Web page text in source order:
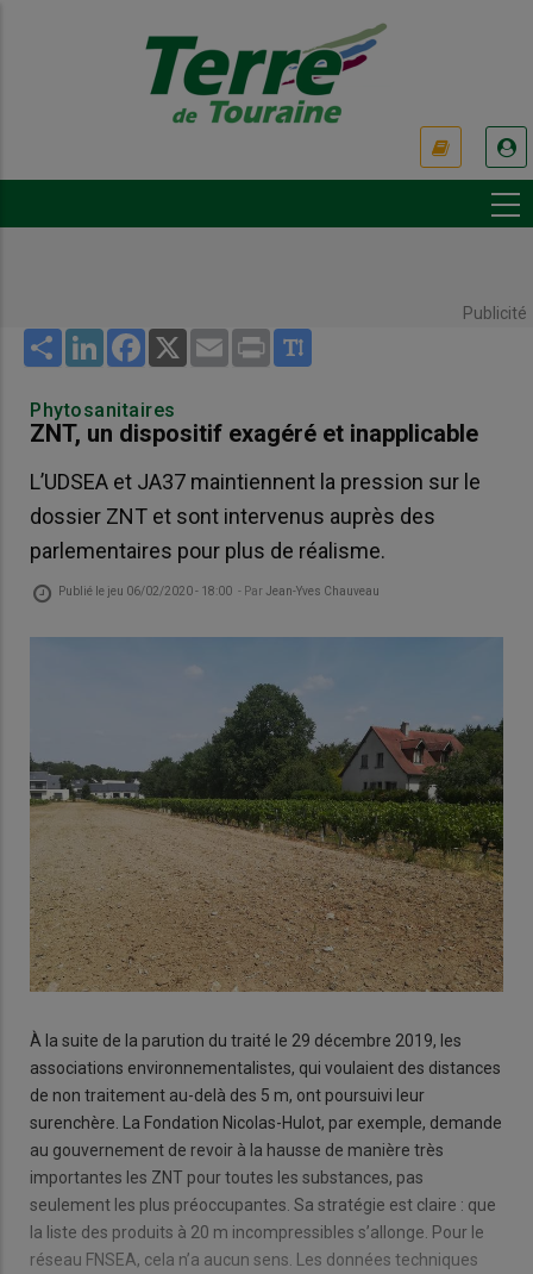
Publicité
Share LinkedInFacebook
X Email Print
Phytosanitaires
ZNT, un dispositif exagéré et inapplicable
L’UDSEA et JA37 maintiennent la pression sur le
dossier ZNT et sont intervenus auprès des
parlementaires pour plus de réalisme.
Publié le jeu 06/02/2020 - 18:00 - Par Jean-Yves Chauveau
À la suite de la parution du traité le 29 décembre 2019, les
associations environnementalistes, qui voulaient des distances
de non traitement au-delà des 5 m, ont poursuivi leur
surenchère. La Fondation Nicolas-Hulot, par exemple, demande
au gouvernement de revoir à la hausse de manière très
importantes les ZNT pour toutes les substances, pas
seulement les plus préoccupantes. Sa stratégie est claire : que
la liste des produits à 20 m incompressibles s’allonge. Pour le
réseau FNSEA, cela n’a aucun sens. Les données techniques